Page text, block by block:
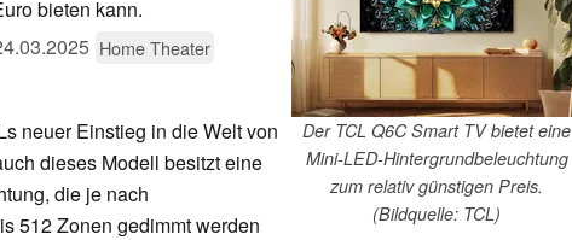
Der TCL Q6C Smart TV bietet eine
Mini-LED-Hintergrundbeleuchtung
zum relativ günstigen Preis.
(Bildquelle: TCL)
bieten kann.
Home Theater
neuer Einstieg in die Welt von
dieses Modell besitzt eine
die je nach
512 Zonen gedimmt werden